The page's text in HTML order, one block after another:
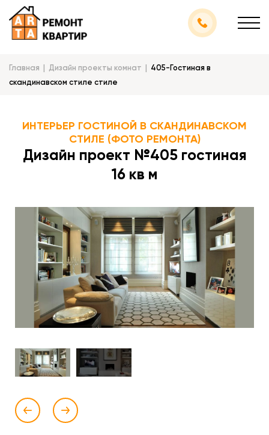
Главная Дизайн проекты комнат
405-Гостиная в
скандинавском стиле стиле
ИНТЕРЬЕР ГОСТИНОЙ В СКАНДИНАВСКОМ
СТИЛЕ (ФОТО РЕМОНТА)
Дизайн проект №405 гостиная
16 кв м